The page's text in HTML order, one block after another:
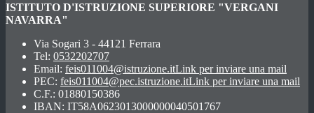
ISTITUTO D'ISTRUZIONE SUPERIORE "VERGANI
NAVARRA"
Via Sogari 3 - 44121 Ferrara
Tel: 0532202707
Email: feis011004@istruzione.itLink per inviare una mail
PEC: feis011004@pec.istruzione.itLink per inviare una mail
C.F.: 01880150386
IBAN: IT58A0623013000000040501767